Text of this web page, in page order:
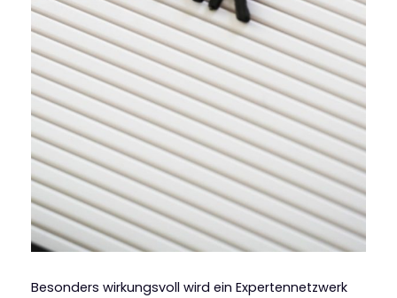
Besonders wirkungsvoll wird ein Expertennetzwerk